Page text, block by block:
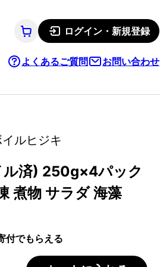
ログイン・新規登録
よくあるご質問 お問い合わせ
ルヒジキ
ル済) 250g×4パック
煮物 サラダ 海藻
付でもらえる